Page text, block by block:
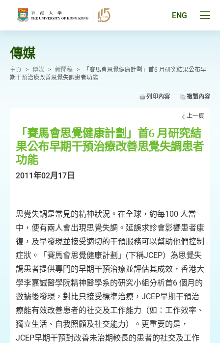
ENG
傳媒
主頁 > 傳媒 > 新聞稿 >
「賽馬會思覺健康計劃」首6 月研究結果公布早
期干預治療改善思覺失調患者功能
列印內容 複製內容
上一頁
「賽馬會思覺健康計劃」首6 月研究結
果公布早期干預治療改善思覺失調患者
功能
2011年02月17日
思覺失調是常見的精神狀況。在全球，約每100 人當
中，便有兩人會出現思覺失調。延誤求診會影響患者康
復，及早發現並接受適切的干預服務可以幫助他們控制
症狀。「賽馬會思覺健康計劃」(下稱JCEP）為思覺失
調患者提供專門的早期干預治療並評估其成效，香港大
學李嘉誠醫學院精神醫學系的研究小組分析首6 個月的
數據後發現，對比只接受標準治療，JCEP早期干預治
療能有效改善患者的社交及工作能力（如：工作效率、
獨立生活、自我照顧及社交能力）。更重要的是，
JCEP早期干預對改善未治期較長的患者的社交及工作